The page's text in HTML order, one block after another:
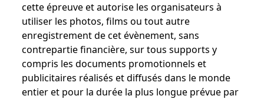
cette épreuve et autorise les organisateurs à
utiliser les photos, films ou tout autre
enregistrement de cet évènement, sans
contrepartie financière, sur tous supports y
compris les documents promotionnels et
publicitaires réalisés et diffusés dans le monde
entier et pour la durée la plus longue prévue par